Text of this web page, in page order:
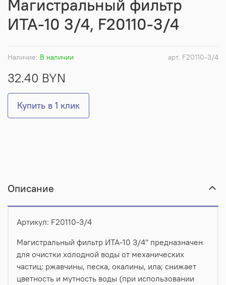
арт. F20110-3/4
Наличие: В наличии
Магистральный фильтр
ИТА-10 3/4, F20110-3/4
32.40 BYN
Купить в 1 клик
Описание
Артикул: F20110-3/4
Магистральный фильтр ИТА-10 3/4" предназначен
для очистки холодной воды от механических
частиц: ржавчины, песка, окалины, ила; снижает
цветность и мутность воды (при использовании